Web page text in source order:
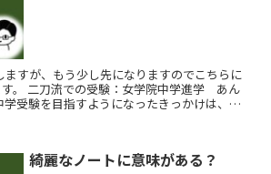
ますが、もう少し先になりますのでこちらに
学 あん
綺麗なノートに意味がある？